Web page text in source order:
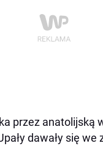
przez anatolijską
dawały się we